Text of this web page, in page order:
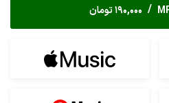
/ 190,000 تومان